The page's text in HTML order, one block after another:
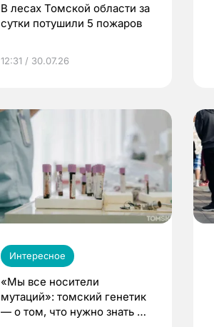
В лесах Томской области за
сутки потушили 5 пожаров
12:31 / 30.07.26
Интересное
«Мы все носители
мутаций»: томский генетик
— о том, что нужно знать до